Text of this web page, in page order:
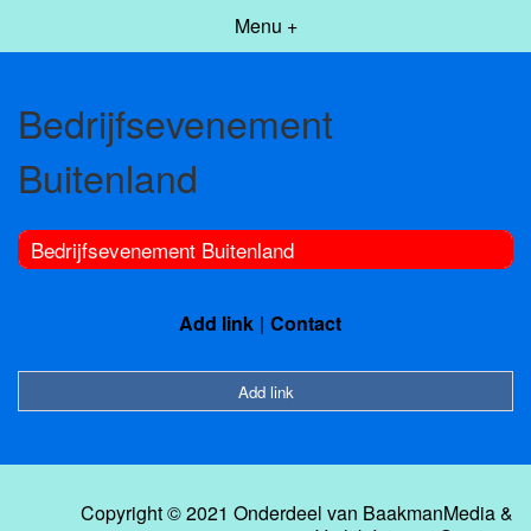
Menu +
Bedrijfsevenement
Buitenland
Bedrijfsevenement Buitenland
Add link Contact
Add link
Copyright © 2021 Onderdeel van BaakmanMedia&